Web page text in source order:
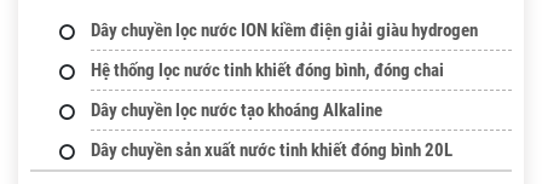
Dây chuyền lọc nước ION kiềm điện giải giàu hydrogen
Hệ thống lọc nước tinh khiết đóng bình, đóng chai
Dây chuyền lọc nước tạo khoáng Alkaline
Dây chuyền sản xuất nước tinh khiết đóng bình 20L